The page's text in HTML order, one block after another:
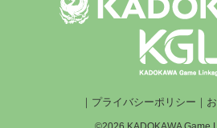
｜ プライバシーポリシー ｜